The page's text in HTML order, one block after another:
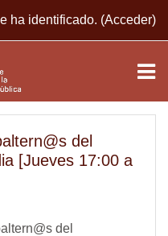
ha identificado. (Acceder)
del
[Jueves 17:00 a
del